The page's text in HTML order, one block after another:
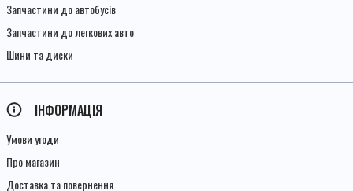
Запчастини до автобусів
Запчастини до легкових авто
Шини та диски
ІНФОРМАЦІЯ
Умови угоди
Про магазин
Доставка та повернення